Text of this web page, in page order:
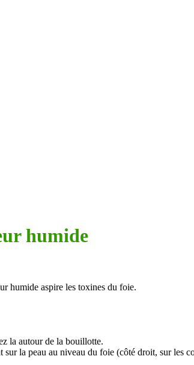
humide
humide aspire les toxines du foie.
la autour de la bouillotte.
la peau au niveau du foie (côté droit, sur les